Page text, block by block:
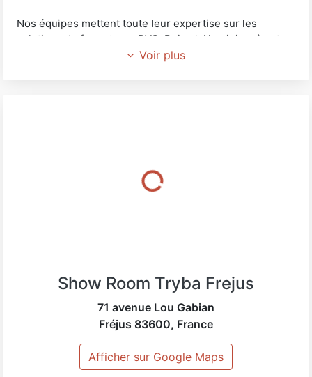
Nos équipes mettent toute leur expertise sur les
solutions de fermetures PVC, Bois et Aluminium à votre
service : fenêtres, portes-fenêtres, baies coulissantes,
les secteurs de Fréjus, Agay-Anthéor, Puget-sur-
Argens, Saint-Aygulf et Saint-Raphael.
Voir plus
Show Room Tryba Frejus
71 avenue Lou Gabian
Fréjus 83600, France
Afficher sur Google Maps